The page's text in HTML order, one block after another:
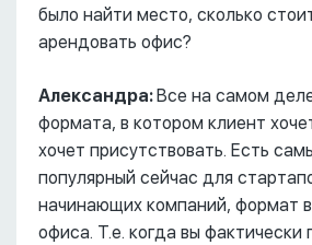
было найти место, сколько
арендовать офис?
Александра: Все на самом
формата, в котором клиент
хочет присутствовать. Есть
популярный сейчас для
начинающих компаний, формат
офиса. Т.е. когда вы фактически